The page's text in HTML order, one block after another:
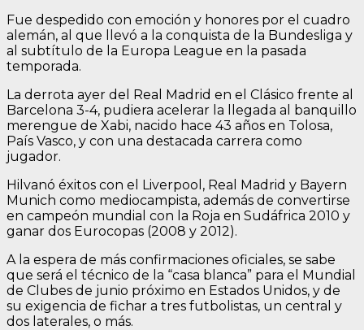
Fue despedido con emoción y honores por el cuadro
alemán, al que llevó a la conquista de la Bundesliga y
al subtítulo de la Europa League en la pasada
temporada.
La derrota ayer del Real Madrid en el Clásico frente al
Barcelona 3-4, pudiera acelerar la llegada al banquillo
merengue de Xabi, nacido hace 43 años en Tolosa,
País Vasco, y con una destacada carrera como
jugador.
Hilvanó éxitos con el Liverpool, Real Madrid y Bayern
Munich como mediocampista, además de convertirse
en campeón mundial con la Roja en Sudáfrica 2010 y
ganar dos Eurocopas (2008 y 2012).
A la espera de más confirmaciones oficiales, se sabe
que será el técnico de la “casa blanca” para el Mundial
de Clubes de junio próximo en Estados Unidos, y de
su exigencia de fichar a tres futbolistas, un central y
dos laterales, o más.